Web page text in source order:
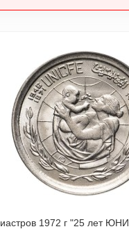
1972 г "25 лет